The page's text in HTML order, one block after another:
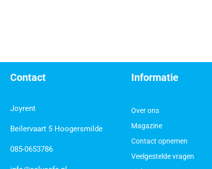
Contact
Joyrent
Beilervaart 5 Hoogersmilde
085-0653786
Informatie
Over ons
Magazine
Contact opnemen
Veelgestelde vragen